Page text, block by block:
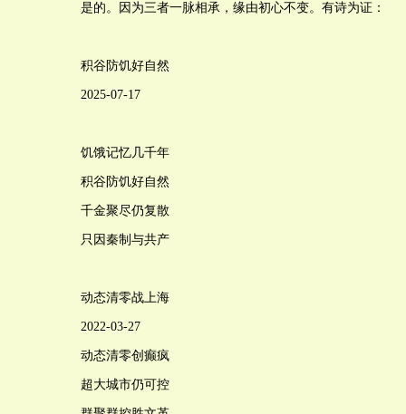
是的。因为三者一脉相承，缘由初心不变。有诗为证：
积谷防饥好自然
2025-07-17
饥饿记忆几千年
积谷防饥好自然
千金聚尽仍复散
只因秦制与共产
动态清零战上海
2022-03-27
动态清零创癫疯
超大城市仍可控